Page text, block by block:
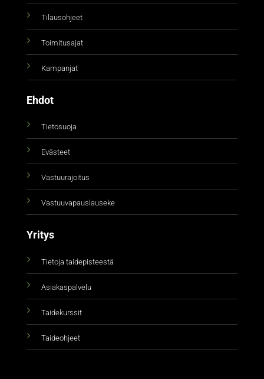
Tilausohjeet
Toimitusajat
Kampanjat
Ehdot
Tietosuoja
Evästeet
Vastuurajoitus
Vastuuvapauslauseke
Yritys
Tietoja taidepisteestä
Asiakaspalvelu
Taidekurssit
Taideohjeet